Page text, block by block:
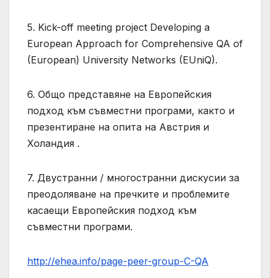
5. Kick-off meeting project Developing a
European Approach for Comprehensive QA of
(European) University Networks (EUniQ).
6. Общо представяне на Европейския
подход към съвместни програми, както и
презентиране на опита на Австрия и
Холандия .
7. Двустранни / многостранни дискусии за
преодоляване на пречките и проблемите
касаещи Европейския подход към
съвместни програми.
http://ehea.info/page-peer-group-C-QA